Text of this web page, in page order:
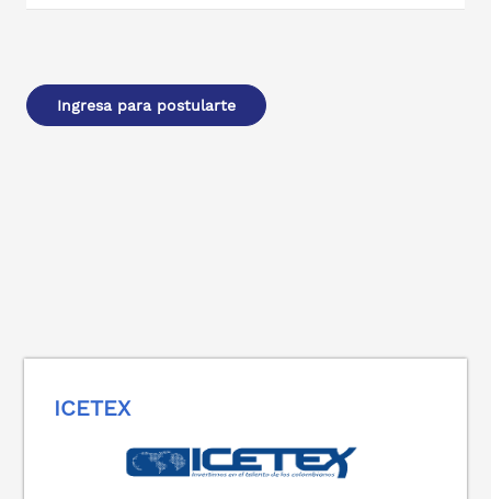
Ingresa para postularte
ICETEX